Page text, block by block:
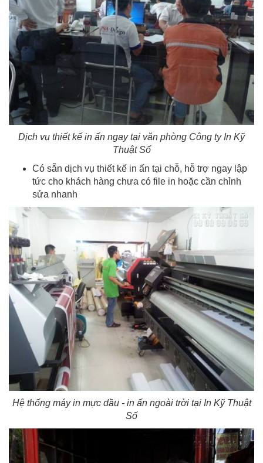
Dịch vụ thiết kế in ấn ngay tại văn phòng Công ty In Kỹ
Thuật Số
Có sẵn dịch vụ thiết kế in ấn tại chỗ, hỗ trợ ngay lập
tức cho khách hàng chưa có file in hoặc cần chỉnh
sửa nhanh
Hệ thống máy in mực dầu - in ấn ngoài trời tại In Kỹ Thuật
Số